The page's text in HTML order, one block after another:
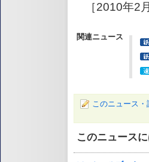
［2010年2
関連ニュース
このニュース・
このニュース